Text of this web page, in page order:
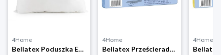
4Home
Bellatex Poduszka Ekonomy bawełna, 40 x 50 cm
4Home
Bellatex Prześcieradło dziecięce frotte, jasnoniebieskie, 60 x 120 cm
4Home